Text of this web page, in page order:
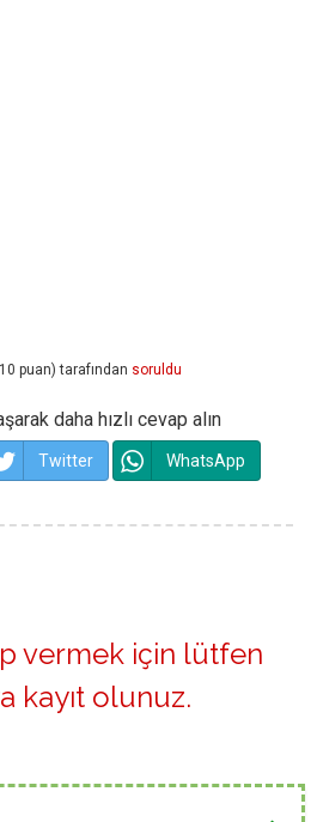
puan) tarafından soruldu
daha hızlı cevap alın
Twitter WhatsApp
vermek için lütfen
kayıt olunuz.